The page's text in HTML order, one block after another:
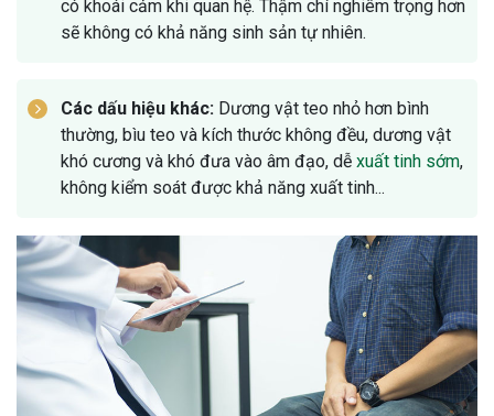
có khoái cảm khi quan hệ. Thậm chí nghiêm trọng hơn
sẽ không có khả năng sinh sản tự nhiên.
Các dấu hiệu khác: Dương vật teo nhỏ hơn bình
thường, bìu teo và kích thước không đều, dương vật
khó cương và khó đưa vào âm đạo, dễ xuất tinh sớm,
không kiểm soát được khả năng xuất tinh...